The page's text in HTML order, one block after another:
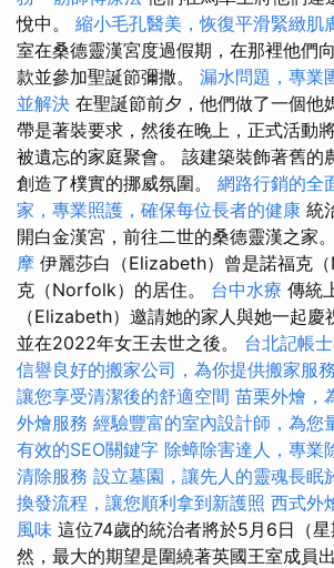
悅中。 縮小毛孔醫美，恢復平滑緊緻肌
室在桑德靈漢宮度過假期，在那裡他們
款並參加聖誕節彌撒。 漏水問題，專業
並解決 在聖誕節前夕，他們做了一個他
帶是著裝要求，然後在晚上，正式活動
被遺忘的家庭聚會。 該建築裝飾著舊的
創造了樸實的挪威氛圍。 網路行銷的全
家，專業照護，確保每位長者的健康 統
開白金漢宮，前往二世的桑德靈漢之家。
摩 伊麗莎白（Elizabeth）曾是諾福克
克（Norfolk）的居住。 台中水療 傳統
（Elizabeth）邀請她的家人與她一起慶
並在2022年女王去世之後。 台北記帳
信譽良好的搬家公司，為你提供搬家服務
讓您享受清潔後的舒適空間 苗栗外燴，
外燴服務 經驗豐富的室內設計師，為您
有效的SEO關鍵字 除蟑除害達人，專業
清除服務 設立墓園，讓先人的靈魂長眠
換發流程，讓您順利拿到新護照 西式外
風味 這位74歲的統治者將於5月6日（
然，最大的期望是圍繞著英國王室成員